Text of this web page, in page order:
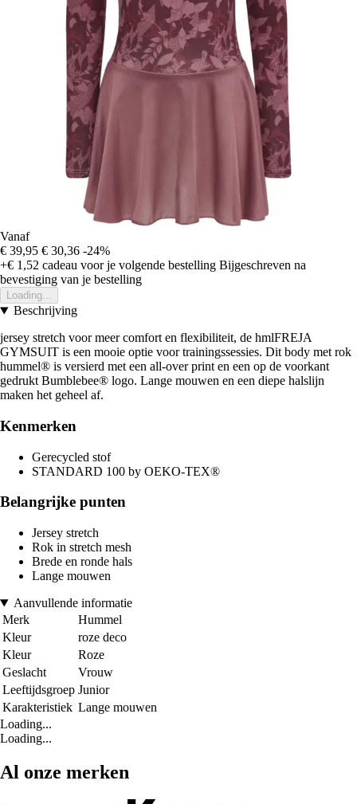
Vanaf
€ 39,95 € 30,36 -24%
+€ 1,52 cadeau voor je volgende bestelling Bijgeschreven na
bevestiging van je bestelling
Loading...
Beschrijving
jersey stretch voor meer comfort en flexibiliteit, de hmlFREJA
GYMSUIT is een mooie optie voor trainingssessies. Dit body met rok
hummel® is versierd met een all-over print en een op de voorkant
gedrukt Bumblebee® logo. Lange mouwen en een diepe halslijn
maken het geheel af.
Kenmerken
Gerecycled stof
STANDARD 100 by OEKO-TEX®
Belangrijke punten
Jersey stretch
Rok in stretch mesh
Brede en ronde hals
Lange mouwen
Aanvullende informatie
Merk
Hummel
Kleur
roze deco
Kleur
Roze
Geslacht
Vrouw
Leeftijdsgroep Junior
Karakteristiek Lange mouwen
Loading...
Loading...
Al onze merken